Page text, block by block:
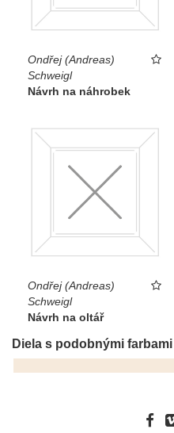
Ondřej (Andreas)
Schweigl
Návrh na náhrobek
Ondřej (Andreas)
Schweigl
Návrh na oltář
Diela s podobnými farbami